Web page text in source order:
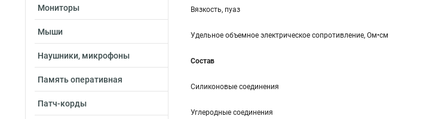
Мониторы
Мыши
Наушники, микрофоны
Память оперативная
Патч-корды
Вязкость, пуаз
Удельное объемное электрическое сопротивление, Ом•см
Состав
Силиконовые соединения
Углеродные соединения